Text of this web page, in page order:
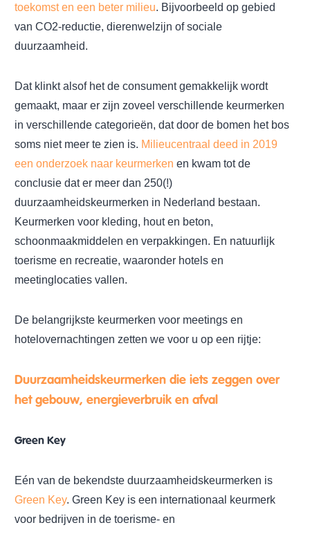
toekomst en een beter milieu. Bijvoorbeeld op gebied
van CO2-reductie, dierenwelzijn of sociale
duurzaamheid.
Dat klinkt alsof het de consument gemakkelijk wordt
gemaakt, maar er zijn zoveel verschillende keurmerken
in verschillende categorieën, dat door de bomen het bos
soms niet meer te zien is. Milieucentraal deed in 2019
een onderzoek naar keurmerken en kwam tot de
conclusie dat er meer dan 250(!)
duurzaamheidskeurmerken in Nederland bestaan.
Keurmerken voor kleding, hout en beton,
schoonmaakmiddelen en verpakkingen. En natuurlijk
toerisme en recreatie, waaronder hotels en
meetinglocaties vallen.
De belangrijkste keurmerken voor meetings en
hotelovernachtingen zetten we voor u op een rijtje:
Duurzaamheidskeurmerken die iets zeggen over
het gebouw, energieverbruik en afval
Green Key
Eén van de bekendste duurzaamheidskeurmerken is
Green Key. Green Key is een internationaal keurmerk
voor bedrijven in de toerisme- en